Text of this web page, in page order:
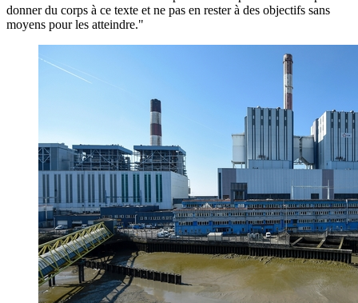
donner du corps à ce texte et ne pas en rester à des objectifs sans
moyens pour les atteindre."